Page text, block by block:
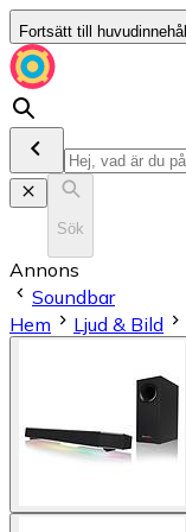
Fortsätt till huvudinnehåll
Sök
Annons
Soundbar
Hem
Ljud & Bild